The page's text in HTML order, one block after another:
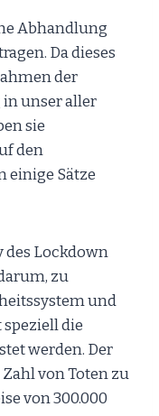
Abhandlung
Da dieses
der
unser aller
sie
den
einige Sätze
des Lockdown
zu
und
die
werden. Der
von Toten zu
von 300.000